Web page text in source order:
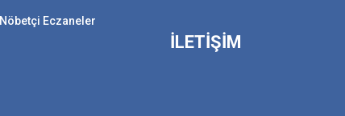
Nöbetçi Eczaneler
İLETİŞİM